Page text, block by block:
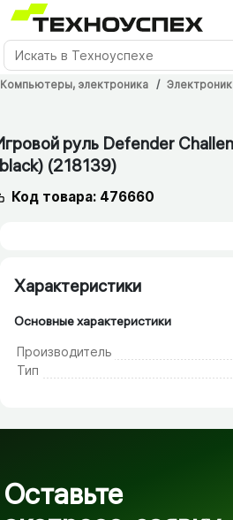
Компьютеры, электроника
руль Defender
(218139)
Код товара: 476660
Характеристики
Основные характеристики
Производитель
Тип
Оставьте